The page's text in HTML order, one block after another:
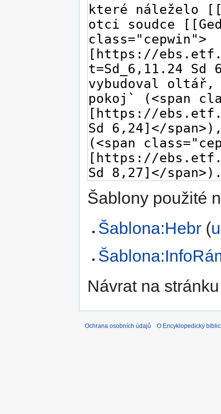
Šablony použité
Šablona:Hebr (
Návrat na stránku
Ochrana osobních údajů O Encyklopedický